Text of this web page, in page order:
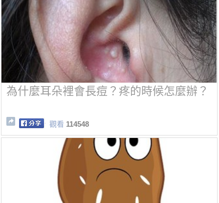
為什麼耳朵裡會長痘？疼的時候怎麼辦？
觀看 114548